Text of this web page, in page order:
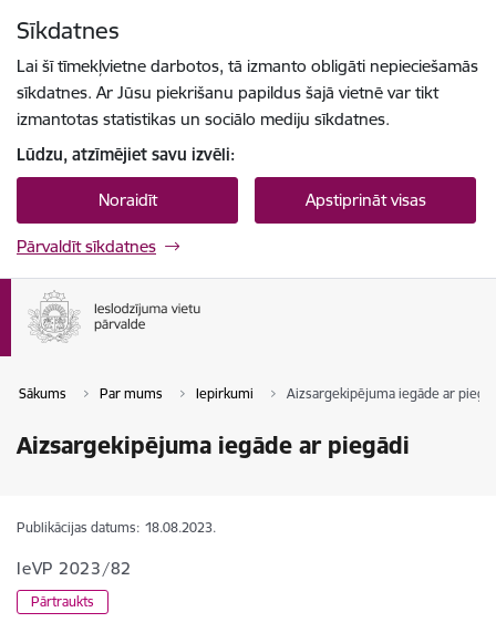
Sīkdatnes
Lai šī tīmekļvietne darbotos, tā izmanto obligāti nepieciešamās
sīkdatnes. Ar Jūsu piekrišanu papildus šajā vietnē var tikt
izmantotas statistikas un sociālo mediju sīkdatnes.
Lūdzu, atzīmējiet savu izvēli:
Noraidīt Apstiprināt visas
Pārvaldīt sīkdatnes
Sākums Par mums Iepirkumi Aizsargekipējuma iegāde ar
Aizsargekipējuma iegāde ar piegādi
Publikācijas datums: 18.08.2023.
IeVP 2023/82
Pārtraukts